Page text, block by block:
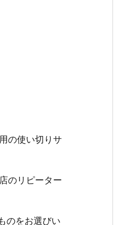
の使い切りサ
のリピーター
のをお選びい